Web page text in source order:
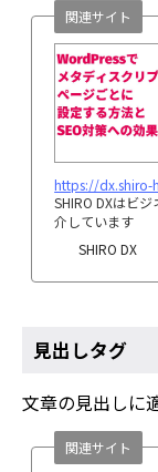
https://
SHIRO DXはビ
介しています
SHIRO DX
関連サイト
見出しタグ
文章の見出しに
関連サイト